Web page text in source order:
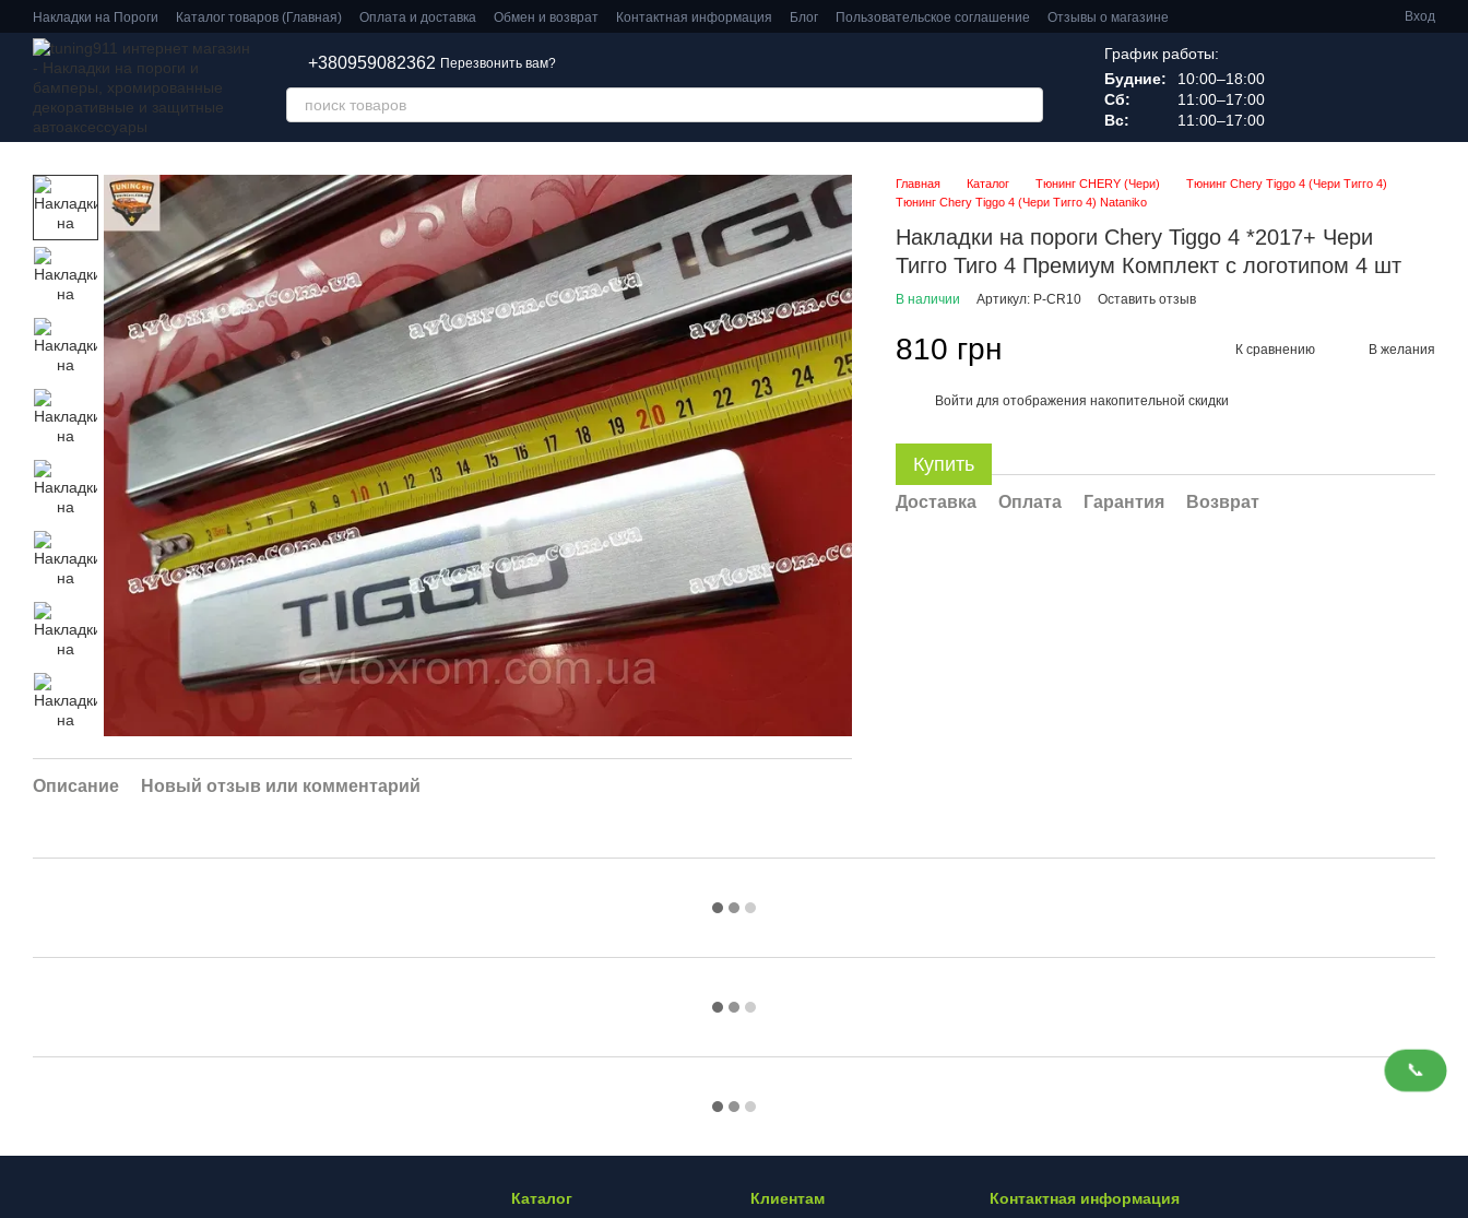
📞
Перейти к основному контенту
Накладки на Пороги Каталог товаров (Главная) Оплата и доставка Обмен и возврат Контактная информация Блог Пользовательское соглашение Отзывы о магазине Вход
+380959082362 Перезвонить вам?
График работы:
Будние:
10:00–18:00
Сб:
11:00–17:00
Вс:
11:00–17:00
Описание Новый отзыв или комментарий
Главная Каталог Тюнинг CHERY (Чери)
Тюнинг Chery Tiggo 4 (Чери Тигго 4)
Тюнинг Chery Tiggo 4 (Чери Тигго 4) Nataniko
Накладки на пороги Chery Tiggo 4 *2017+ Чери
Тигго Тиго 4 Премиум Комплект с логотипом 4 шт
В наличии Артикул: P-CR10 Оставить отзыв
810 грн К сравнению В желания
Войти для отображения накопительной скидки
Купить
Доставка Оплата Гарантия Возврат
Каталог Клиентам Контактная информация